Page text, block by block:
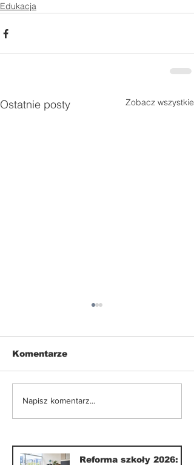
Edukacja
Ostatnie posty Zobacz wszystkie
Nowe ograniczenia w
Komentarze
Napisz komentarz...
Reforma szkoły 2026: